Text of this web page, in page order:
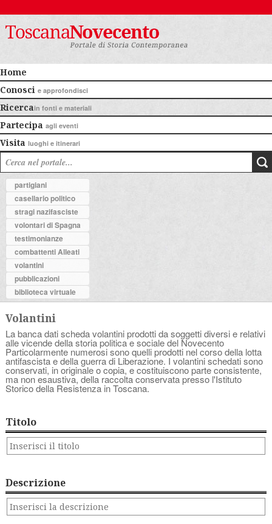
Home
Conosci e approfondisci
Ricercain fonti e materiali
Partecipa agli eventi
Visita luoghi e itinerari
partigiani
casellario politico
stragi nazifasciste
volontari di Spagna
testimonianze
combattenti Alleati
volantini
pubblicazioni
biblioteca virtuale
Volantini
La banca dati scheda volantini prodotti da soggetti diversi e relativi
alle vicende della storia politica e sociale del Novecento
Particolarmente numerosi sono quelli prodotti nel corso della lotta
antifascista e della guerra di Liberazione. I volantini schedati sono
conservati, in originale o copia, e costituiscono parte consistente,
ma non esaustiva, della raccolta conservata presso l'Istituto
Storico della Resistenza in Toscana.
Titolo
Descrizione